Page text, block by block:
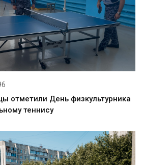
отметили День физкультурника
теннису